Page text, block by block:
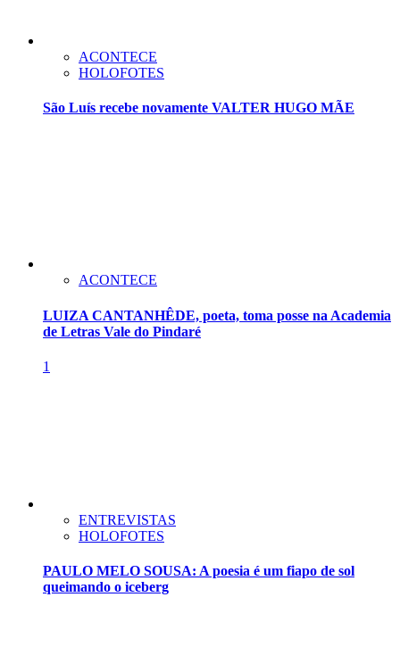
ACONTECE
HOLOFOTES
São Luís recebe novamente VALTER HUGO MÃE
ACONTECE
LUIZA CANTANHÊDE, poeta, toma posse na Academia
de Letras Vale do Pindaré
1
ENTREVISTAS
HOLOFOTES
PAULO MELO SOUSA: A poesia é um fiapo de sol
queimando o iceberg